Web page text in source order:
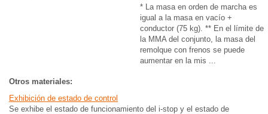
* La masa en orden de marcha es
igual a la masa en vacío +
conductor (75 kg). ** En el límite de
la MMA del conjunto, la masa del
remolque con frenos se puede
aumentar en la mis ...
Otros materiales:
Exhibición de estado de control
Se exhibe el estado de funcionamiento del i-stop y el estado de